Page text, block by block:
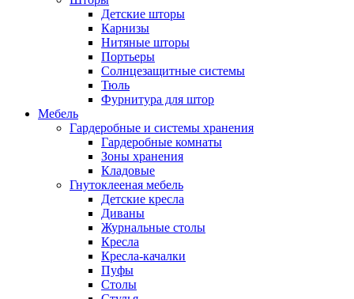
Детские шторы
Карнизы
Нитяные шторы
Портьеры
Солнцезащитные системы
Тюль
Фурнитура для штор
Мебель
Гардеробные и системы хранения
Гардеробные комнаты
Зоны хранения
Кладовые
Гнутоклееная мебель
Детские кресла
Диваны
Журнальные столы
Кресла
Кресла-качалки
Пуфы
Столы